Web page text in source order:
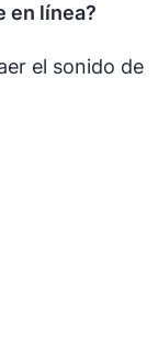
en línea?
el sonido de